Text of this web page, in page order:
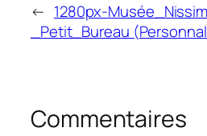
← 1280px-
_Petit_Bureau
Commentaires